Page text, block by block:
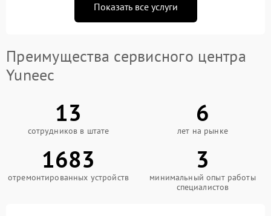
Показать все услуги
Преимущества сервисного центра
Yuneec
13
сотрудников в штате
6
лет на рынке
1683
отремонтированных устройств
3
минимальный опыт работы
специалистов